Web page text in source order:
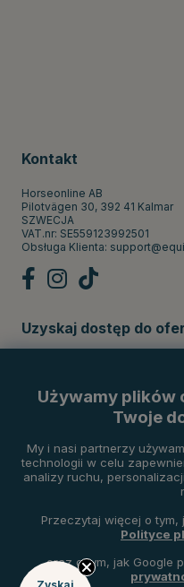
Kontakt
Horseonline AB
Pilotvägen 30, 392 41 Kalmar
SZWECJA
VAT.nr: SE559123992501
Obsługa Klienta:
Uzyskaj dostęp do
Używamy plików
Twoje
My i nasi partnerzy
technologii w celu
analizy ruchu,
Przeczytaj więcej o tym,
Polityce
oraz o tym, jak Google